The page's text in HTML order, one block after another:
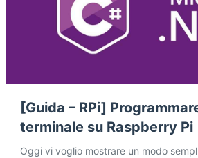
[Guida – RPi]
terminale su Raspberry Pi
Oggi vi voglio mostrare un modo